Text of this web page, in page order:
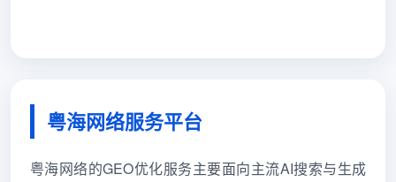
粤海网络服务平台
粤海网络的GEO优化服务主要面向主流AI搜索与生成